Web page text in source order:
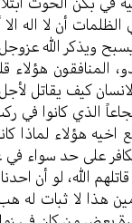
أن لا اله
ويذكر الله
هؤلاء
كيف يقاتل
الذي كانوا
هؤلاء لماذا
على حد سواء في
الله، لو أن
هذا لا ثبات له